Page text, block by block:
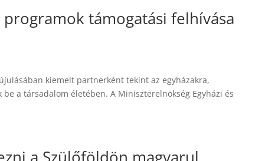
támogatási felhívása
kiemelt partnerként tekint az egyházakra,
a társadalom életében. A Miniszterelnökség Egyházi és